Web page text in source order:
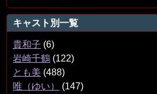
キャスト別一覧
貴和子 (6)
岩崎千鶴 (122)
とも美 (488)
唯（ゆい）
(147)